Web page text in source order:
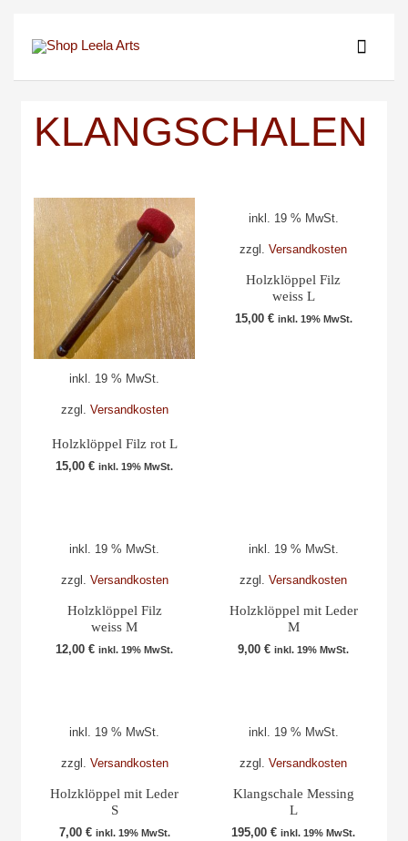
Inhalt
KLANGSCHALEN
inkl. 19 % MwSt.
zzgl. Versandkosten
Holzklöppel Filz rot L
15,00€ inkl. 19% MwSt.
inkl. 19 % MwSt.
zzgl.Versandkosten
Holzklöppel Filz
weiss L
15,00 € inkl. 19% MwSt.
inkl. 19 % MwSt.
zzgl. Versandkosten
Holzklöppel Filz
weiss M
12,00€ inkl. 19% MwSt.
inkl. 19 % MwSt.
zzgl.Versandkosten
Holzklöppel mit Leder
M
9,00€ inkl. 19% MwSt.
inkl. 19 % MwSt.
zzgl. Versandkosten
Holzklöppel mit Leder
S
7,00 € inkl. 19% MwSt.
inkl. 19 % MwSt.
zzgl.Versandkosten
Klangschale Messing
L
195,00€ inkl. 19% MwSt.